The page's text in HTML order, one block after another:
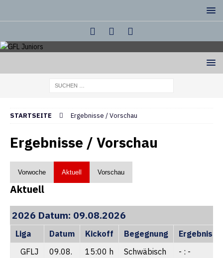
STARTSEITE Ergebnisse / Vorschau
Ergebnisse / Vorschau
Vorwoche Aktuell Vorschau
Aktuell
2026 Datum: 09.08.2026
Liga Datum Kickoff Begegnung
Ergebnis
GFLJ
09.08. 15:00 h
Schwäbisch
- : -